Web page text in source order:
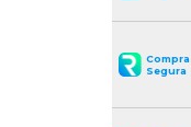
Compra
Segura